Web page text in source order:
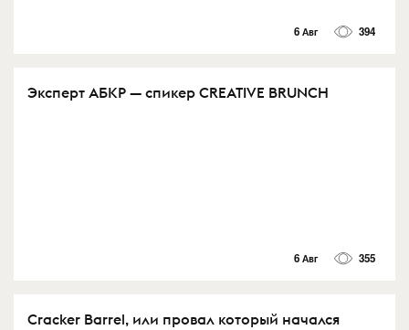
6 Авг 394
Эксперт АБКР — спикер CREATIVE BRUNCH
6 Авг 355
Cracker Barrel, или провал который начался